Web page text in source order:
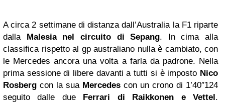
A circa 2 settimane di distanza dall’Australia la F1 riparte
dalla Malesia nel circuito di Sepang. In cima alla
classifica rispetto al gp australiano nulla è cambiato, con
le Mercedes ancora una volta a farla da padrone. Nella
prima sessione di libere davanti a tutti si è imposto Nico
Rosberg con la suaMercedes con un crono di 1’40″124
seguito dalle due Ferrari di Raikkonen e Vettel.